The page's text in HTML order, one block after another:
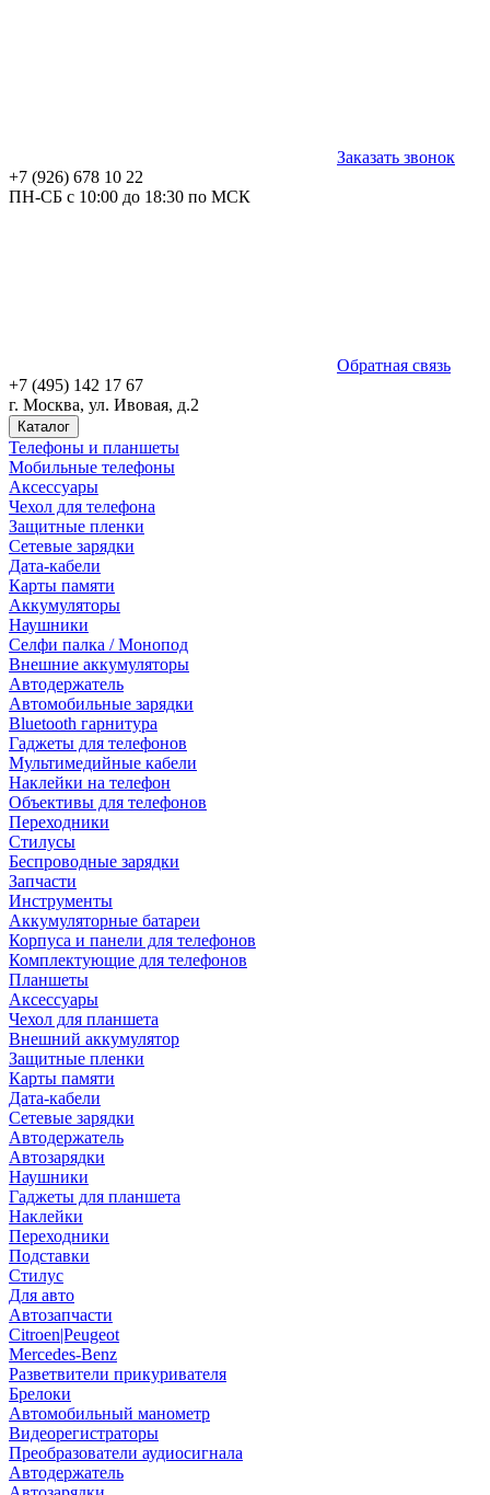
Заказать звонок
+7 (926) 678 10 22
ПН-СБ с 10:00 до 18:30 по МСК
Обратная связь
+7 (495) 142 17 67
г. Москва, ул. Ивовая, д.2
Каталог
Телефоны и планшеты
Мобильные телефоны
Аксессуары
Чехол для телефона
Защитные пленки
Сетевые зарядки
Дата-кабели
Карты памяти
Аккумуляторы
Наушники
Селфи палка / Монопод
Внешние аккумуляторы
Автодержатель
Автомобильные зарядки
Bluetooth гарнитура
Гаджеты для телефонов
Мультимедийные кабели
Наклейки на телефон
Объективы для телефонов
Переходники
Стилусы
Беспроводные зарядки
Запчасти
Инструменты
Аккумуляторные батареи
Корпуса и панели для телефонов
Комплектующие для телефонов
Планшеты
Аксессуары
Чехол для планшета
Внешний аккумулятор
Защитные пленки
Карты памяти
Дата-кабели
Сетевые зарядки
Автодержатель
Автозарядки
Наушники
Гаджеты для планшета
Наклейки
Переходники
Подставки
Стилус
Для авто
Автозапчасти
Citroen|Peugeot
Mercedes-Benz
Разветвители прикуривателя
Брелоки
Автомобильный манометр
Видеорегистраторы
Преобразователи аудиосигнала
Автодержатель